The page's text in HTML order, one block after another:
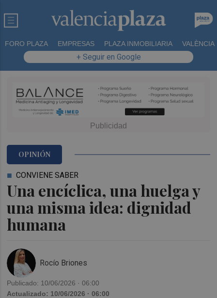
FORO PLAZA EMPRESAS PLAZA INMOBILIARIA VALÈNCIA
+ Seguir en Google
Una encíclica, una huelga y
una misma idea: dignidad
humana
OPINIÓN
CONVIENE SABER
Rocío Briones
Publicado: 10/06/2026 · 06:00
Actualizado: 10/06/2026 · 06:00